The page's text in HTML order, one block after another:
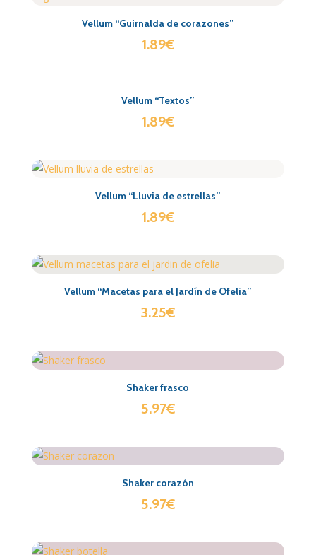
Vellum “Guirnalda de corazones”
1.89€
Vellum “Textos”
1.89€
Vellum “Lluvia de estrellas”
1.89€
Vellum “Macetas para el Jardín de Ofelia”
3.25€
Shaker frasco
5.97€
Shaker corazón
5.97€